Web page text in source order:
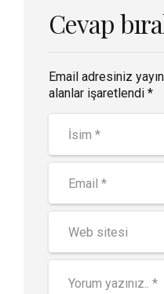
Cevap
Email adresiniz
alanlar işaretlendi *